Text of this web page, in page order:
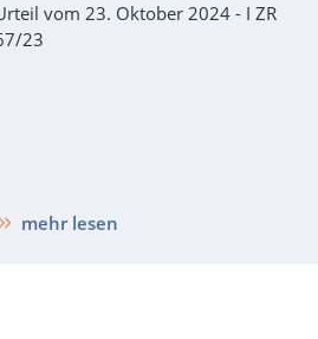
vom 23. Oktober 2024 - I ZR
23
mehr lesen